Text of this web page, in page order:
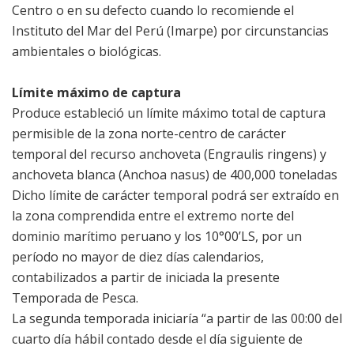
Centro o en su defecto cuando lo recomiende el
Instituto del Mar del Perú (Imarpe) por circunstancias
ambientales o biológicas.
Límite máximo de captura
Produce estableció un límite máximo total de captura
permisible de la zona norte-centro de carácter
temporal del recurso anchoveta (Engraulis ringens) y
anchoveta blanca (Anchoa nasus) de 400,000 toneladas
Dicho límite de carácter temporal podrá ser extraído en
la zona comprendida entre el extremo norte del
dominio marítimo peruano y los 10°00’LS, por un
período no mayor de diez días calendarios,
contabilizados a partir de iniciada la presente
Temporada de Pesca.
La segunda temporada iniciaría “a partir de las 00:00 del
cuarto día hábil contado desde el día siguiente de